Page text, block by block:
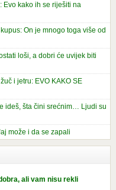
Evo kako ih se riješiti na
On je mnogo toga više od
loši, a dobri će uvijek biti
i jetru: EVO KAKO SE
ideš, šta čini srećnim… Ljudi su
može i da se zapali
ali vam nisu rekli